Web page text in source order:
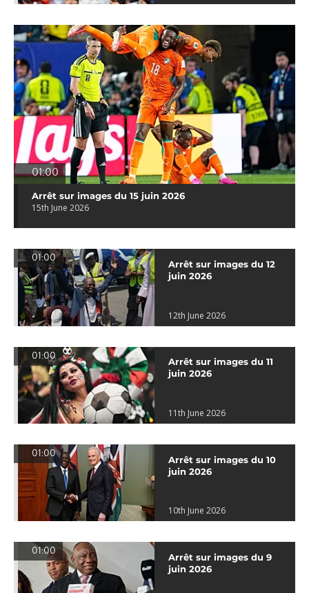
01:00
Arrêt sur images du 15 juin 2026
15th June 2026
01:00
Arrêt sur images du 12
juin 2026
12th June 2026
01:00
Arrêt sur images du 11
juin 2026
11th June 2026
01:00
Arrêt sur images du 10
juin 2026
10th June 2026
01:00
Arrêt sur images du 9
juin 2026